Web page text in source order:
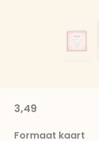
3,49
Formaat kaart